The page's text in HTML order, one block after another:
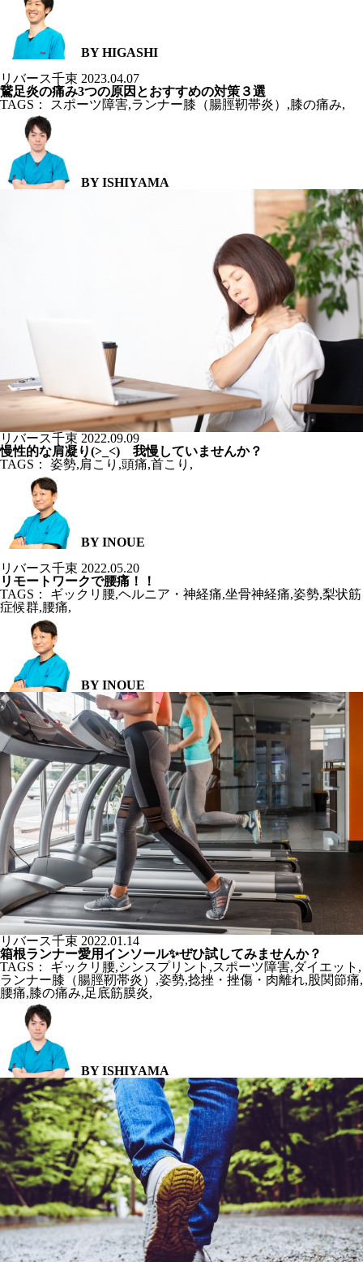
BY HIGASHI
リバース千束 2023.04.07
鵞足炎の痛み3つの原因とおすすめの対策３選
TAGS：
スポーツ障害,ランナー膝（腸脛靭帯炎） ,膝の痛み,
BY ISHIYAMA
リバース千束 2022.09.09
慢性的な肩凝り(>_<) 我慢していませんか？
TAGS：
姿勢,肩こり ,頭痛,首こり ,
BY INOUE
リバース千束 2022.05.20
リモートワークで腰痛！！
TAGS：
ギックリ腰,ヘルニア・神経痛,坐骨神経痛,姿勢,梨状筋
症候群,腰痛,
BY INOUE
リバース千束 2022.01.14
箱根ランナー愛用インソール✨ぜひ試してみませんか？
TAGS：
ギックリ腰,シンスプリント ,スポーツ障害,ダイエット ,
ランナー膝（腸脛靭帯炎） ,姿勢,捻挫・挫傷・肉離れ,股関節痛,
腰痛,膝の痛み,足底筋膜炎,
BY ISHIYAMA